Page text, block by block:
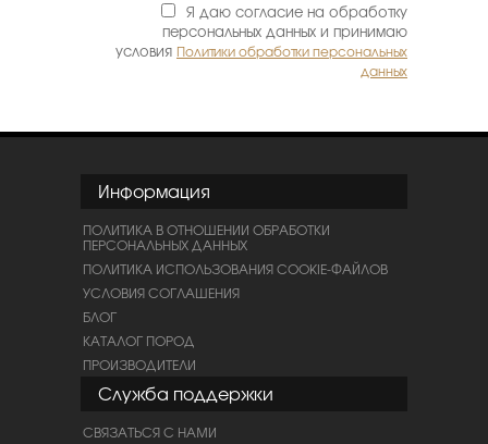
Я даю согласие на обработку
персональных данных и принимаю
условия Политики обработки персональных
данных
Информация
ПОЛИТИКА В ОТНОШЕНИИ ОБРАБОТКИ
ПЕРСОНАЛЬНЫХ ДАННЫХ
ПОЛИТИКА ИСПОЛЬЗОВАНИЯ COOKIE-ФАЙЛОВ
УСЛОВИЯ СОГЛАШЕНИЯ
БЛОГ
КАТАЛОГ ПОРОД
ПРОИЗВОДИТЕЛИ
Служба поддержки
СВЯЗАТЬСЯ С НАМИ